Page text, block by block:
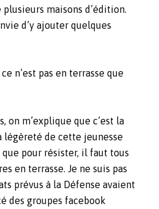
maisons d’édition.
d’y ajouter quelques
n’est pas en terrasse que
on m’explique que c’est la
de cette jeunesse
pour résister, il faut tous
en terrasse. Je ne suis pas
prévus à la Défense avaient
des groupes facebook